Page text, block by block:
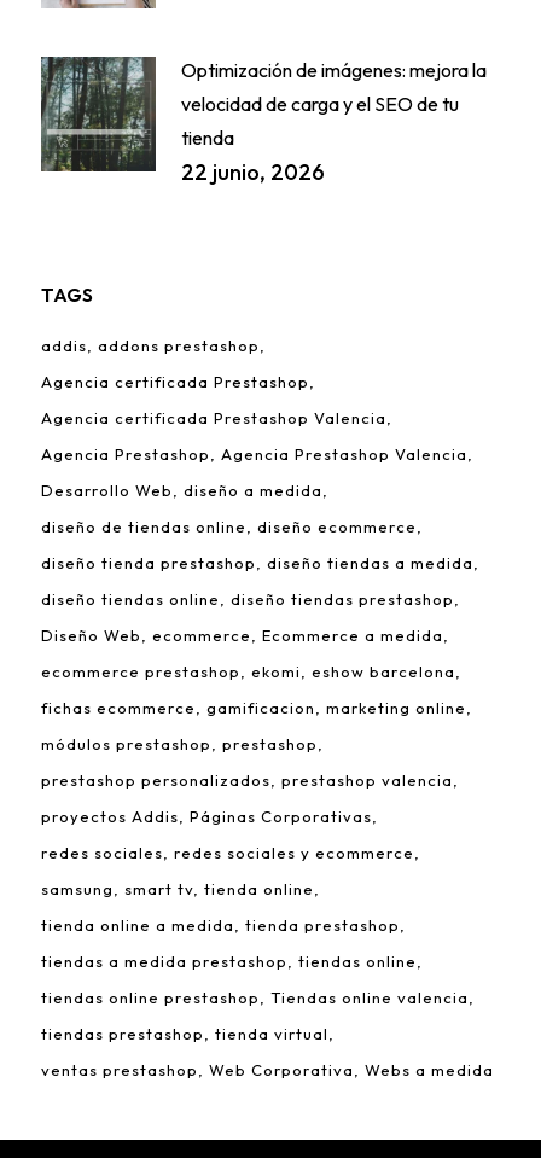
Optimización de imágenes: mejora la
velocidad de carga y el SEO de tu
tienda
22 junio, 2026
TAGS
addis
addons prestashop
Agencia certificada Prestashop
Agencia certificada Prestashop Valencia
Agencia Prestashop
Agencia Prestashop Valencia
Desarrollo Web
diseño a medida
diseño de tiendas online
diseño ecommerce
diseño tienda prestashop
diseño tiendas a medida
diseño tiendas online
diseño tiendas prestashop
Diseño Web
ecommerce
Ecommerce a medida
ecommerce prestashop
ekomi
eshow barcelona
fichas ecommerce
gamificacion
marketing online
módulos prestashop
prestashop
prestashop personalizados
prestashop valencia
proyectos Addis
Páginas Corporativas
redes sociales
redes sociales y ecommerce
samsung
smart tv tienda online
tienda online a medida
tienda prestashop
tiendas a medida prestashop
tiendas online
tiendas online prestashop
Tiendas online valencia
tiendas prestashop
tienda virtual
ventas prestashop
Web Corporativa Webs a medida